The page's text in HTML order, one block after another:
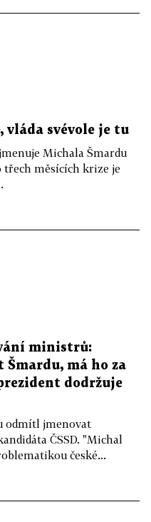
vláda svévole je tu
Michala Šmardu
třech měsících krize je
ministrů:
má ho za
dodržuje
odmítl jmenovat
ČSSD. "Michal
české...